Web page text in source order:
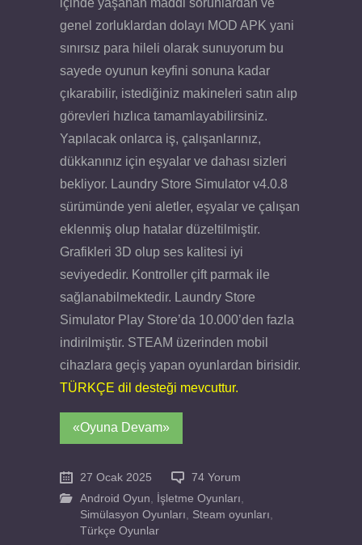
içinde yaşanan maddi sorunlardan ve
genel zorluklardan dolayı MOD APK yani
sınırsız para hileli olarak sunuyorum bu
sayede oyunun keyfini sonuna kadar
çıkarabilir, istediğiniz makineleri satın alıp
görevleri hızlıca tamamlayabilirsiniz.
Yapılacak onlarca iş, çalışanlarınız,
dükkanınız için eşyalar ve dahası sizleri
bekliyor. Laundry Store Simulator v4.0.8
sürümünde yeni aletler, eşyalar ve çalışan
eklenmiş olup hatalar düzeltilmiştir.
Grafikleri 3D olup ses kalitesi iyi
seviyededir. Kontroller çift parmak ile
sağlanabilmektedir. Laundry Store
Simulator Play Store’da 10.000’den fazla
indirilmiştir. STEAM üzerinden mobil
cihazlara geçiş yapan oyunlardan birisidir.
TÜRKÇE dil desteği mevcuttur.
«Oyuna Devam»
27 Ocak 2025
74 Yorum
Android Oyun, İşletme Oyunları,
Simülasyon Oyunları, Steam oyunları,
Türkçe Oyunlar